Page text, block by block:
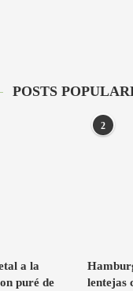
POSTS
a la
puré de
2
lentejas